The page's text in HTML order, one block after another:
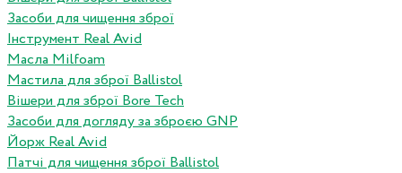
Засоби для чищення зброї
Інструмент Real Avid
Масла Milfoam
Мастила для зброї Ballistol
Вішери для зброї Bore Tech
Засоби для догляду за зброєю GNP
Йорж Real Avid
Патчі для чищення зброї Ballistol